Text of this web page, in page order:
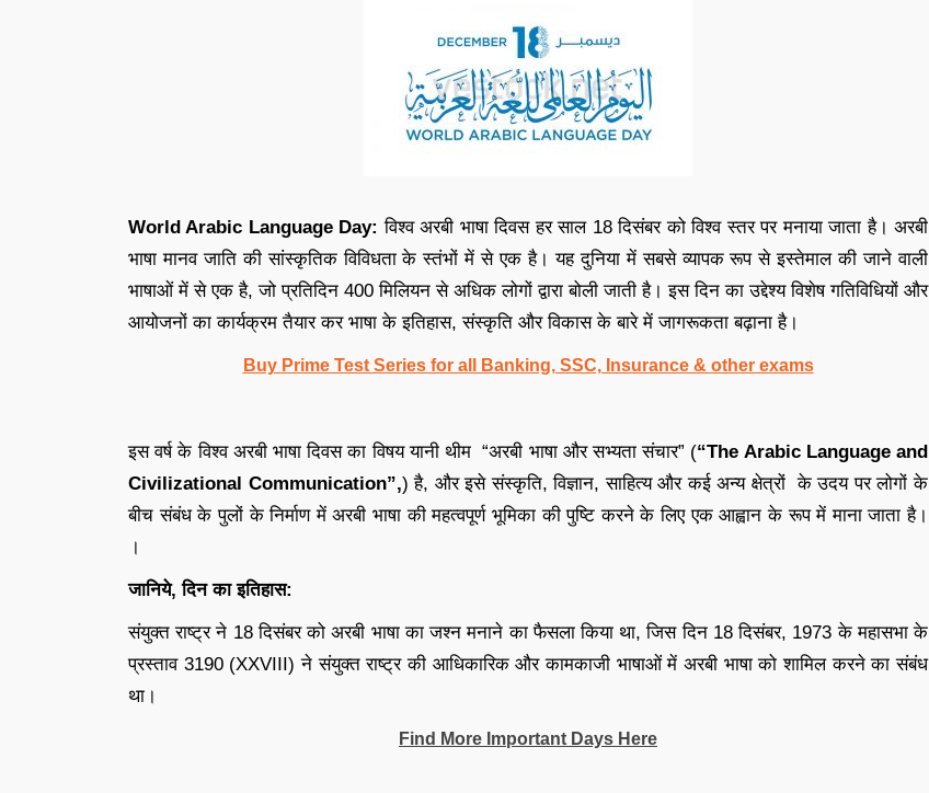
World Arabic Language Day:विश्व अरबी भाषा दिवस हर साल 18 दिसंबर को विश्व स्तर पर मनाया जाता है। अरबी
भाषा मानव जाति की सांस्कृतिक विविधता के स्तंभों में से एक है। यह दुनिया में सबसे व्यापक रूप से इस्तेमाल की जाने वाली
भाषाओं में से एक है, जो प्रतिदिन 400 मिलियन से अधिक लोगों द्वारा बोली जाती है। इस दिन का उद्देश्य विशेष गतिविधियों और
आयोजनों का कार्यक्रम तैयार कर भाषा के इतिहास, संस्कृति और विकास के बारे में जागरूकता बढ़ाना है।
Buy Prime Test Series for all Banking, SSC, Insurance & other exams
इस वर्ष के विश्व अरबी भाषा दिवस का विषय यानी थीम “अरबी भाषा और सभ्यता संचार” (“The Arabic Language and
Civilizational Communication”,) है, और इसे संस्कृति, विज्ञान, साहित्य और कई अन्य क्षेत्रों के उदय पर लोगों के
बीच संबंध के पुलों के निर्माण में अरबी भाषा की महत्वपूर्ण भूमिका की पुष्टि करने के लिए एक आह्वान के रूप में माना जाता है।
।
जानिये, दिन का इतिहास:
संयुक्त राष्ट्र ने 18 दिसंबर को अरबी भाषा का जश्न मनाने का फैसला किया था, जिस दिन 18 दिसंबर, 1973 के महासभा के
प्रस्ताव 3190 (XXVIII) ने संयुक्त राष्ट्र की आधिकारिक और कामकाजी भाषाओं में अरबी भाषा को शामिल करने का संबंध
था।
Find More Important Days Here